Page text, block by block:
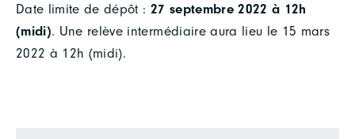
Date limite de dépôt : 27 septembre 2022 à 12h
(midi). Une relève intermédiaire aura lieu le 15 mars
2022 à 12h (midi).